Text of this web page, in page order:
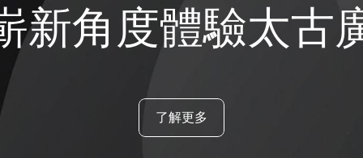
新角度體驗太古
了解更多